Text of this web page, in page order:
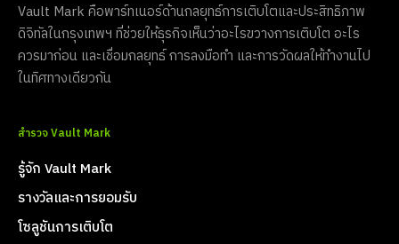
Vault Mark คือพาร์ทเนอร์ด้านกลยุทธ์การเติบโตและประสิทธิภาพ
ดิจิทัลในกรุงเทพฯ ที่ช่วยให้ธุรกิจเห็นว่าอะไรขวางการเติบโต อะไร
ควรมาก่อน และเชื่อมกลยุทธ์ การลงมือทำ และการวัดผลให้ทำงานไป
ในทิศทางเดียวกัน
สำรวจ Vault Mark
รู้จัก Vault Mark
รางวัลและการยอมรับ
โซลูชันการเติบโต